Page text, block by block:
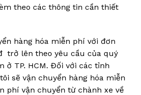
theo các thông tin cần thiết
hàng hóa miễn phí với đơn
trở lên theo yêu cầu của quý
ở TP. HCM. Đối với các tỉnh
sẽ vận chuyển hàng hóa miễn
phí vận chuyển từ chành xe về